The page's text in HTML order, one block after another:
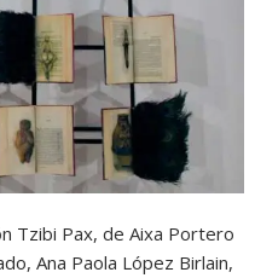
Tzibi Pax, de Aixa Portero
Ana Paola López Birlain,